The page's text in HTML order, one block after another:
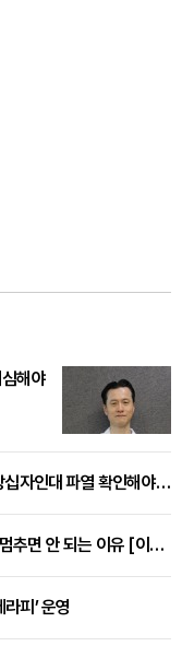
해야
무릎 통증 가라앉았는데 자꾸 '휘청'...전·후방십자인대 파열 확인해야 [곽우경 원장 칼럼]
팔 들기 어려운 오십견, 통증 줄었다고 운동 멈추면 안 되는 이유 [이병욱 원장 칼럼]
피’ 운영